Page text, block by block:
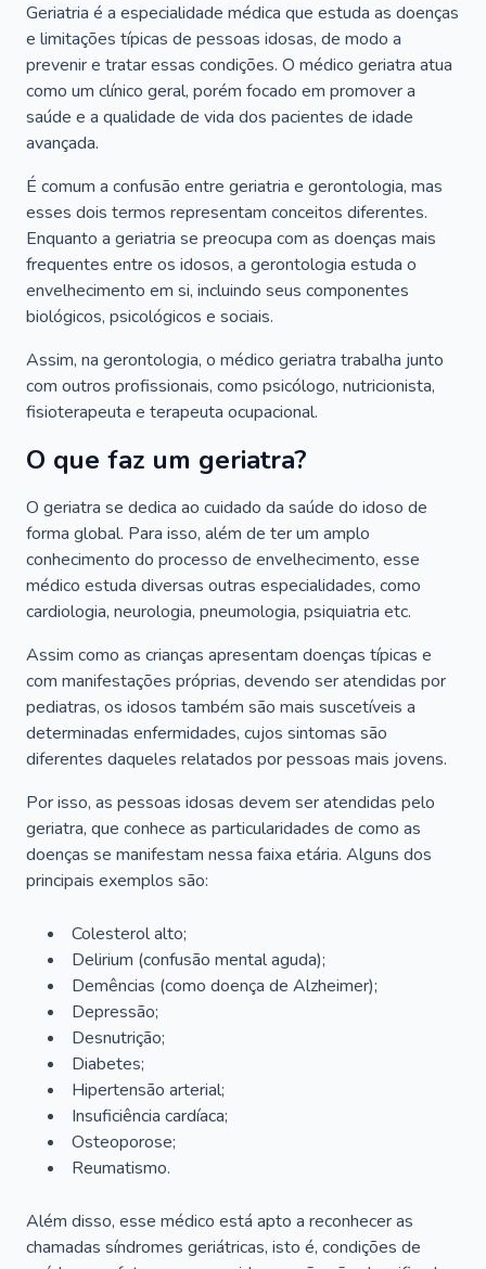
Geriatria é a especialidade médica que estuda as doenças
e limitações típicas de pessoas idosas, de modo a
prevenir e tratar essas condições. O médico geriatra atua
como um clínico geral, porém focado em promover a
saúde e a qualidade de vida dos pacientes de idade
avançada.
É comum a confusão entre geriatria e gerontologia, mas
esses dois termos representam conceitos diferentes.
Enquanto a geriatria se preocupa com as doenças mais
frequentes entre os idosos, a gerontologia estuda o
envelhecimento em si, incluindo seus componentes
biológicos, psicológicos e sociais.
Assim, na gerontologia, o médico geriatra trabalha junto
com outros profissionais, como psicólogo, nutricionista,
fisioterapeuta e terapeuta ocupacional.
O que faz um geriatra?
O geriatra se dedica ao cuidado da saúde do idoso de
forma global. Para isso, além de ter um amplo
conhecimento do processo de envelhecimento, esse
médico estuda diversas outras especialidades, como
cardiologia, neurologia, pneumologia, psiquiatria etc.
Assim como as crianças apresentam doenças típicas e
com manifestações próprias, devendo ser atendidas por
pediatras, os idosos também são mais suscetíveis a
determinadas enfermidades, cujos sintomas são
diferentes daqueles relatados por pessoas mais jovens.
Por isso, as pessoas idosas devem ser atendidas pelo
geriatra, que conhece as particularidades de como as
doenças se manifestam nessa faixa etária. Alguns dos
principais exemplos são:
Colesterol alto;
Delirium (confusão mental aguda);
Demências (como doença de Alzheimer);
Depressão;
Desnutrição;
Diabetes;
Hipertensão arterial;
Insuficiência cardíaca;
Osteoporose;
Reumatismo.
Além disso, esse médico está apto a reconhecer as
chamadas síndromes geriátricas, isto é, condições de